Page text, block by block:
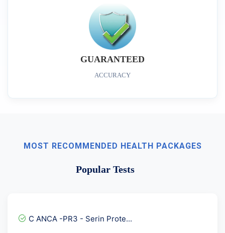
GUARANTEED
ACCURACY
MOST RECOMMENDED HEALTH PACKAGES
Popular Tests
C ANCA -PR3 - Serin Prote...